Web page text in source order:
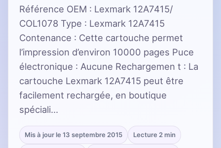
Référence OEM : Lexmark 12A7415/
COL1078 Type : Lexmark 12A7415
Contenance : Cette cartouche permet
l’impression d’environ 10000 pages Puce
électronique : Aucune Rechargemen t : La
cartouche Lexmark 12A7415 peut être
facilement rechargée, en boutique
spéciali…
Mis à jour le 13 septembre 2015 Lecture 2 min